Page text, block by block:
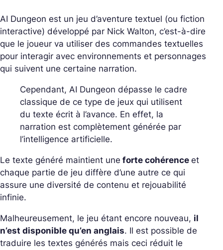
AI Dungeon est un jeu d’aventure textuel (ou fiction
interactive) développé par Nick Walton, c’est-à-dire
que le joueur va utiliser des commandes textuelles
pour interagir avec environnements et personnages
qui suivent une certaine narration.
Cependant, AI Dungeon dépasse le cadre
classique de ce type de jeux qui utilisent
du texte écrit à l’avance. En effet, la
narration est complètement générée par
l’intelligence artificielle.
Le texte généré maintient une forte cohérence et
chaque partie de jeu diffère d’une autre ce qui
assure une diversité de contenu et rejouabilité
infinie.
Malheureusement, le jeu étant encore nouveau, il
n’est disponible qu’en anglais. Il est possible de
traduire les textes générés mais ceci réduit le